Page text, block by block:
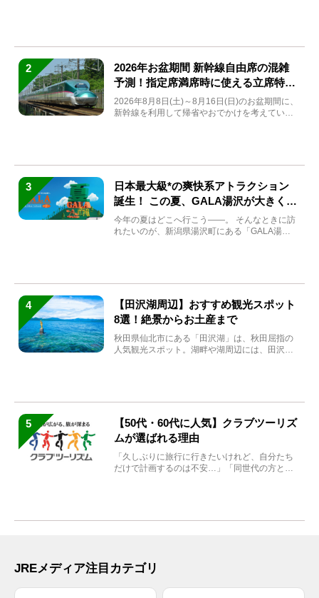
2
2026年お盆期間 新幹線自由席の混雑
予測！指定席満席時に使える立席特急
券も解説
2026年8月8日(土)～8月16日(日)のお盆期間に、
新幹線を利用して帰省やおでかけを考えている
3
日本最大級*の爽快系アトラクション
誕生！ この夏、GALA湯沢が大きく生
まれ変わる
今年の夏はどこへ行こう――。 そんなときに訪
れたいのが、新潟県湯沢町にある「GALA湯
4
【田沢湖周辺】おすすめ観光スポット
8選！絶景からお土産まで
秋田県仙北市にある「田沢湖」は、秋田屈指の
人気観光スポット。湖畔や湖周辺には、田沢湖
5
【50代・60代に人気】クラブツーリズ
ムが選ばれる理由
「久しぶりに旅行に行きたいけれど、自分たち
だけで計画するのは不安…」「同世代の方と気
JREメディア注目カテゴリ